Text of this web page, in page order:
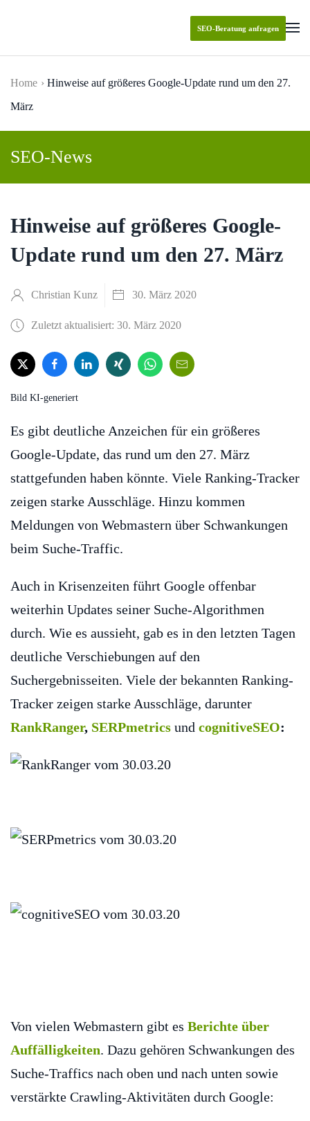
SEO-Beratung anfragen
Home
Hinweise auf größeres Google-Update rund um den 27.
März
SEO-News
Hinweise auf größeres Google-
Update rund um den 27. März
Christian Kunz 30. März 2020
Zuletzt aktualisiert: 30. März 2020
Bild KI-generiert
Es gibt deutliche Anzeichen für ein größeres
Google-Update, das rund um den 27. März
stattgefunden haben könnte. Viele Ranking-Tracker
zeigen starke Ausschläge. Hinzu kommen
Meldungen von Webmastern über Schwankungen
beim Suche-Traffic.
Auch in Krisenzeiten führt Google offenbar
weiterhin Updates seiner Suche-Algorithmen
durch. Wie es aussieht, gab es in den letzten Tagen
deutliche Verschiebungen auf den
Suchergebnisseiten. Viele der bekannten Ranking-
Tracker zeigen starke Ausschläge, darunter
RankRanger, SERPmetrics und cognitiveSEO:
Von vielen Webmastern gibt es Berichte über
Auffälligkeiten. Dazu gehören Schwankungen des
Suche-Traffics nach oben und nach unten sowie
verstärkte Crawling-Aktivitäten durch Google: